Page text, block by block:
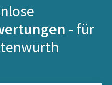
- für